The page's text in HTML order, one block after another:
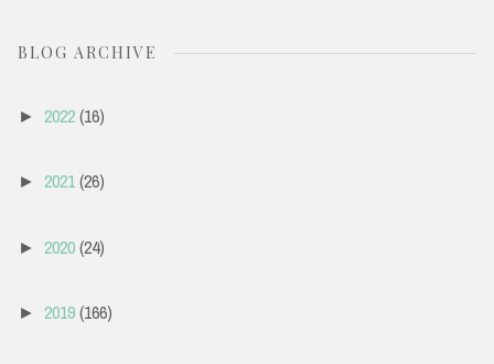
BLOG ARCHIVE
► 2022(16)
► 2021(26)
► 2020(24)
► 2019(166)